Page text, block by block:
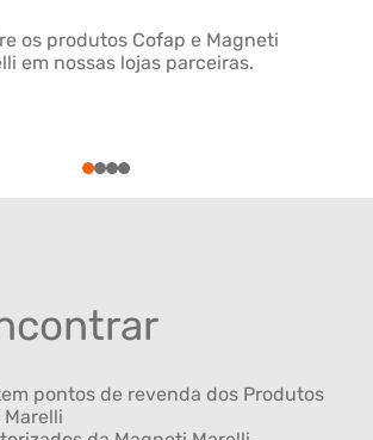
os produtos Cofap e Magneti
em nossas lojas parceiras.
1234
pontos de revenda dos Produtos